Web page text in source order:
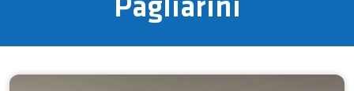
Pagliarini